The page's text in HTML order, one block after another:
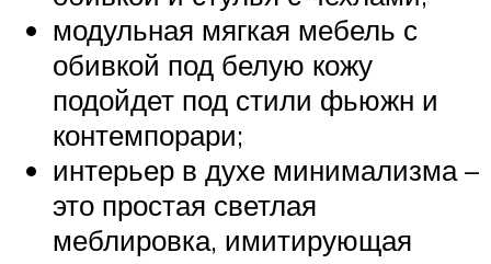
модульная мягкая мебель с
обивкой под белую кожу
подойдет под стили фьюжн и
контемпорари;
интерьер в духе минимализма –
это простая светлая
меблировка, имитирующая